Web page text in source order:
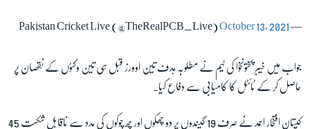
— Pakistan Cricket Live (@TheRealPCB_Live)
October 13, 2021
جواب میں خیبر پختونخوا کی ٹیم نے مطلوبہ ہدف تین اوورز قبل ہی تین وکٹوں کے نقصان پر
حاصل کر کے ٹائٹل کا کامیابی سے دفاع کیا۔
کپتان افتخار احمد نے صرف 19 گیندوں پر دو چھکوں اور چھ چوکوں کی مدد سے ناقابلِ شکست 45